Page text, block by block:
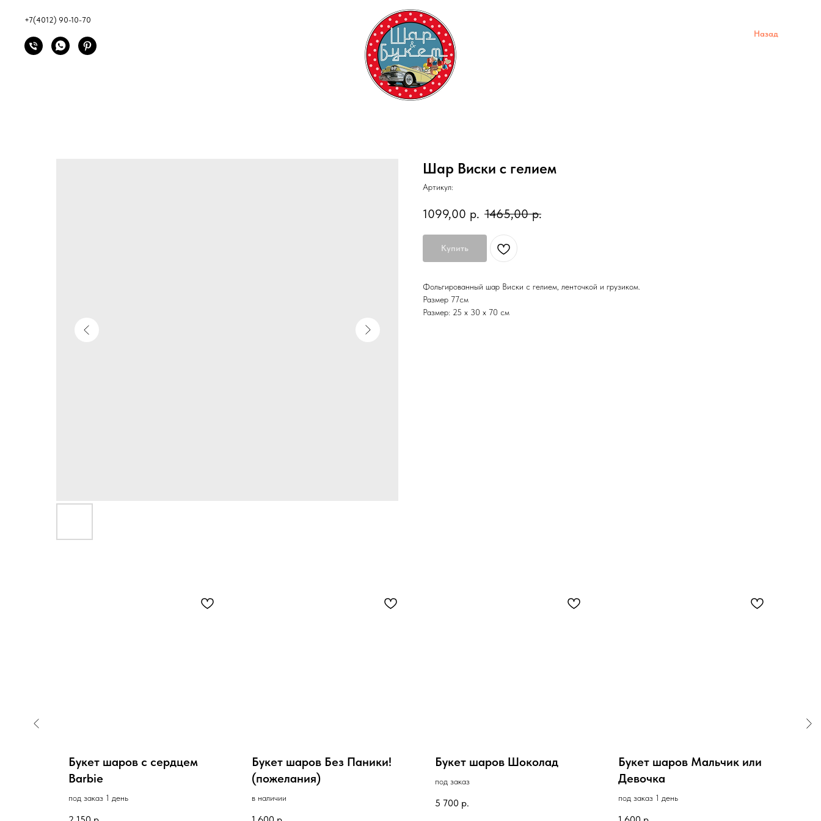
+7(4012) 90-10-70
Назад
Шар Виски с гелием
Артикул:
1099,00 р. 1465,00 р.
Купить
Фольгированный шар Виски с гелием, ленточкой и грузиком.
Размер 77см
Размер: 25 х 30 х 70 см
Букет шаров с сердцем
Barbie
под заказ 1 день
Букет шаров Без Паники!
(пожелания)
в наличии
Букет шаров Шоколад
под заказ
5 700 р.
Букет шаров Мальчик или
Девочка
под заказ 1 день